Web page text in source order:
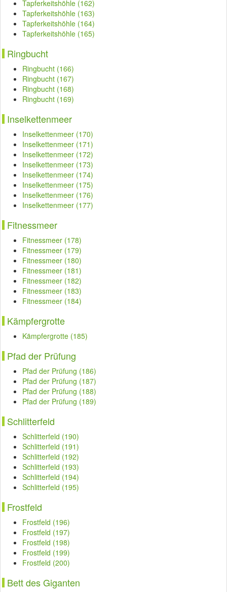
Tapferkeitshöhle (162)
Tapferkeitshöhle (163)
Tapferkeitshöhle (164)
Tapferkeitshöhle (165)
Ringbucht
Ringbucht (166)
Ringbucht (167)
Ringbucht (168)
Ringbucht (169)
Inselkettenmeer
Inselkettenmeer (170)
Inselkettenmeer (171)
Inselkettenmeer (172)
Inselkettenmeer (173)
Inselkettenmeer (174)
Inselkettenmeer (175)
Inselkettenmeer (176)
Inselkettenmeer (177)
Fitnessmeer
Fitnessmeer (178)
Fitnessmeer (179)
Fitnessmeer (180)
Fitnessmeer (181)
Fitnessmeer (182)
Fitnessmeer (183)
Fitnessmeer (184)
Kämpfergrotte
Kämpfergrotte (185)
Pfad der Prüfung
Pfad der Prüfung (186)
Pfad der Prüfung (187)
Pfad der Prüfung (188)
Pfad der Prüfung (189)
Schlitterfeld
Schlitterfeld (190)
Schlitterfeld (191)
Schlitterfeld (192)
Schlitterfeld (193)
Schlitterfeld (194)
Schlitterfeld (195)
Frostfeld
Frostfeld (196)
Frostfeld (197)
Frostfeld (198)
Frostfeld (199)
Frostfeld (200)
Bett des Giganten